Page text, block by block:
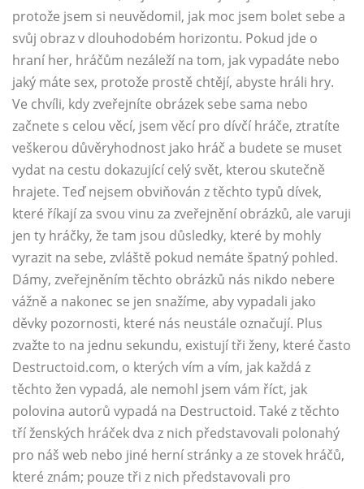
protože jsem si neuvědomil, jak moc jsem bolet sebe a
svůj obraz v dlouhodobém horizontu. Pokud jde o
hraní her, hráčům nezáleží na tom, jak vypadáte nebo
jaký máte sex, protože prostě chtějí, abyste hráli hry.
Ve chvíli, kdy zveřejníte obrázek sebe sama nebo
začnete s celou věcí, jsem věcí pro dívčí hráče, ztratíte
veškerou důvěryhodnost jako hráč a budete se muset
vydat na cestu dokazující celý svět, kterou skutečně
hrajete. Teď nejsem obviňován z těchto typů dívek,
které říkají za svou vinu za zveřejnění obrázků, ale varuji
jen ty hráčky, že tam jsou důsledky, které by mohly
vyrazit na sebe, zvláště pokud nemáte špatný pohled.
Dámy, zveřejněním těchto obrázků nás nikdo nebere
vážně a nakonec se jen snažíme, aby vypadali jako
děvky pozornosti, které nás neustále označují. Plus
zvažte to na jednu sekundu, existují tři ženy, které často
Destructoid.com, o kterých vím a vím, jak každá z
těchto žen vypadá, ale nemohl jsem vám říct, jak
polovina autorů vypadá na Destructoid. Také z těchto
tří ženských hráček dva z nich představovali polonahý
pro náš web nebo jiné herní stránky a ze stovek hráčů,
které znám; pouze tři z nich představovali pro